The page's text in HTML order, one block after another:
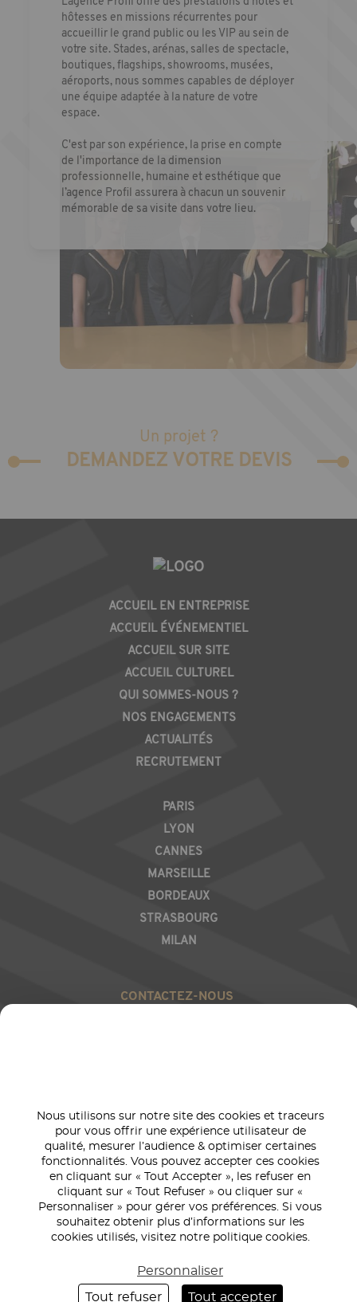
hôtesses en missions récurrentes pour
accueillir le grand public ou les VIP au sein de
votre site. Stades, arénas, salles de spectacle,
boutiques, flagships, showrooms, musées,
aéroports, nous sommes capables de déployer
une équipe adaptée à la nature de votre
espace.
C'est par son expérience, la prise en compte
de l'importance de la dimension
professionnelle, humaine et esthétique que
l’agence Profil assurera à chacun un souvenir
mémorable de sa visite dans votre lieu.
Un projet ?
DEMANDEZ VOTRE DEVIS
ACCUEIL EN ENTREPRISE
ACCUEIL ÉVÉNEMENTIEL
ACCUEIL SUR SITE
ACCUEIL CULTUREL
QUI SOMMES-NOUS ?
NOS ENGAGEMENTS
ACTUALITÉS
RECRUTEMENT
REGION
PARIS
LYON
CANNES
MARSEILLE
BORDEAUX
STRASBOURG
MILAN
CONTACTEZ-NOUS
Mentions
légales
|
Gestion
de
|
Politique de
confidentialité
|
Politique
qualité et
développement
|
Éthique et
Nous utilisons sur notre site des cookies et traceurs
pour vous offrir une expérience utilisateur de
qualité, mesurer l’audience & optimiser certaines
fonctionnalités. Vous pouvez accepter ces cookies
en cliquant sur « Tout Accepter », les refuser en
cliquant sur « Tout Refuser » ou cliquer sur «
Personnaliser » pour gérer vos préférences. Si vous
souhaitez obtenir plus d’informations sur les
cookies utilisés, visitez notre politique cookies.
Tout accepter
Tout refuser
Personnaliser